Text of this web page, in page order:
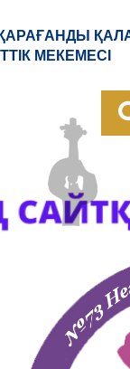
МЕКЕМЕСІ